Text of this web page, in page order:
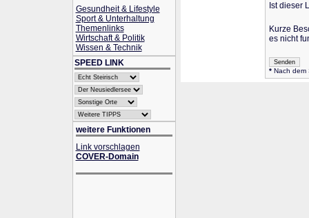
Gesundheit & Lifestyle
Sport & Unterhaltung
Themenlinks
Wirtschaft & Politik
Wissen & Technik
SPEED LINK
weitere Funktionen
Link vorschlagen
COVER-Domain
Ist dieser
Kurze
es nicht
*Nach dem